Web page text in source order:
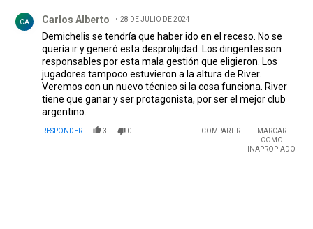
CA Carlos Alberto 28 DE JULIO DE 2024
Demichelis se tendría que haber ido en el receso. No se
quería ir y generó esta desprolijidad. Los dirigentes son
responsables por esta mala gestión que eligieron. Los
jugadores tampoco estuvieron a la altura de River.
Veremos con un nuevo técnico si la cosa funciona. River
tiene que ganar y ser protagonista, por ser el mejor club
argentino.
RESPONDER 3 0 COMPARTIR
MARCAR
COMO
INAPROPIADO